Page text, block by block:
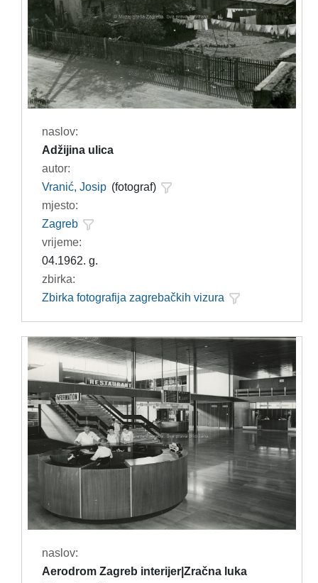
naslov:
Adžijina ulica
autor:
Vranić, Josip (fotograf)
mjesto:
Zagreb
vrijeme:
04.1962. g.
zbirka:
Zbirka fotografija zagrebačkih vizura
naslov:
Aerodrom Zagreb interijer|Zračna luka